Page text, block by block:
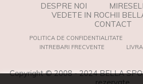
DESPRE NOI
VEDETE IN ROCHII
CONTACT
POLITICA DE CONFIDENTIALITATE
INTREBARI FRECVENTE
Copyright © 2008 - 2024 BELLA